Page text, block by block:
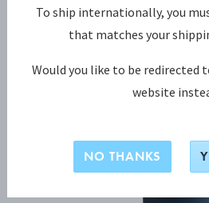
To ship internationally, you
that matches your
Would you like to be redirected
website
NO THANKS